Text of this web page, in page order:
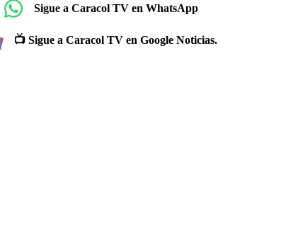
Sigue a Caracol TV en WhatsApp
📺 Sigue a Caracol TV en Google Noticias.